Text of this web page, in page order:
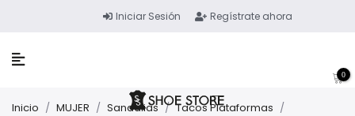
Iniciar Sesión Regístrate ahora
0
Inicio / MUJER / Sandalias / Tacos Plataformas /